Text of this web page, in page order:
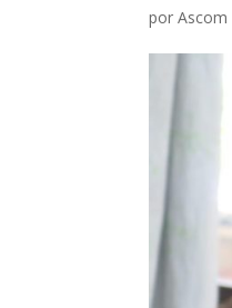
porAscom